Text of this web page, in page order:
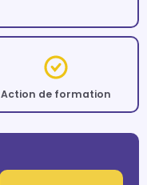
Action de formation